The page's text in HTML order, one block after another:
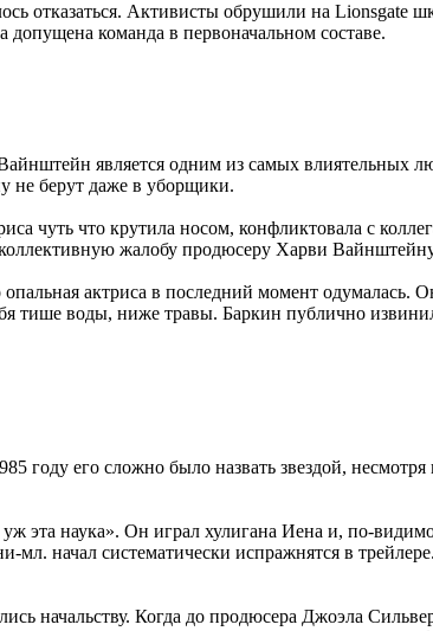
отказаться. Активисты обрушили на Lionsgate
команда в первоначальном составе.
является одним из самых влиятельных
не берут даже в уборщики.
чуть что крутила носом, конфликтовала с
жалобу продюсеру Харви
актриса в последний момент одумалась.
тише воды, ниже травы. Баркин публично
его сложно было назвать звездой,
эта наука». Он играл хулигана Иена и, по-
начал систематически испражнятся в
начальству. Когда до продюсера Джоэла